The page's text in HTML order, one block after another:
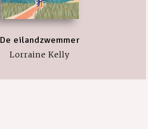
De eilandzwemmer
Lorraine Kelly